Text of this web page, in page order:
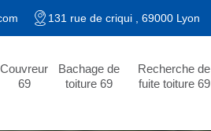
131 rue de criqui , 69000 Lyon
Couvreur
69
Bachage de
toiture 69
Recherche de
fuite toiture 69